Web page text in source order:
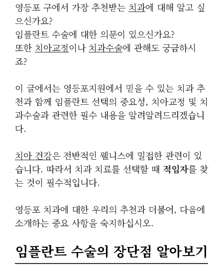
영등포 구에서 가장 추천받는 치과에 대해 알고 싶
으신가요?
임플란트 수술에 대한 의문이 있으신가요?
또한 치아교정이나 치과수술에 관해도 궁금하시
죠?
이 글에서는 영등포지원에서 믿을 수 있는 치과 추
천과 함께 임플란트 선택의 중요성, 치아교정 및 치
과수술과 관련한 필수 내용을 알려알려드리겠습니
다.
치아 건강은 전반적인 웰니스에 밀접한 관련이 있
습니다. 따라서 치과 치료를 선택할 때 적임자를 찾
는 것이 필수적입니다.
영등포 치과에 대한 우리의 추천과 더불어, 다음에
소개하는 중요 사항을 숙지하십시오.
임플란트 수술의 장단점 알아보기